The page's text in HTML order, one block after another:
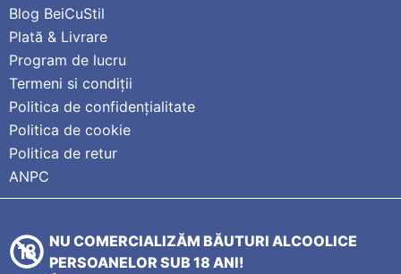
Blog BeiCuStil
Plată & Livrare
Program de lucru
Termeni si condiții
Politica de confidențialitate
Politica de cookie
Politica de retur
ANPC
NU COMERCIALIZĂM BĂUTURI ALCOOLICE
PERSOANELOR SUB 18 ANI!